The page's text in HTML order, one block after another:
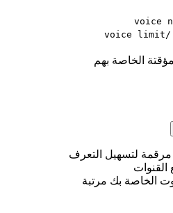
/voice limit
الخاصة بهم
لتسهيل التعرف
القنوات
الخاصة بك مرتبة